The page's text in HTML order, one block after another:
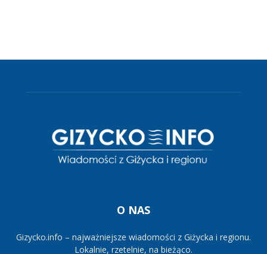
O NAS
Gizycko.info – najważniejsze wiadomości z Giżycka i regionu.
Lokalnie, rzetelnie, na bieżąco.